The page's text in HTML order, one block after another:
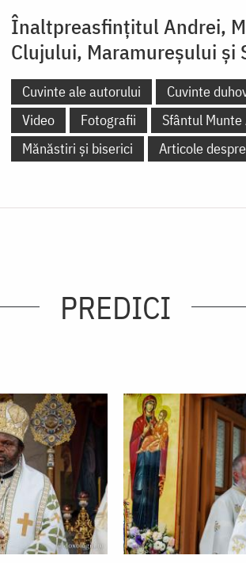
Înaltpreasfințitul Andrei,
Clujului, Maramureșului și
Cuvinte ale autorului Cuvinte
Video
Fotografii
Sfântul Munte
Mănăstiri și biserici
Articole
PREDICI